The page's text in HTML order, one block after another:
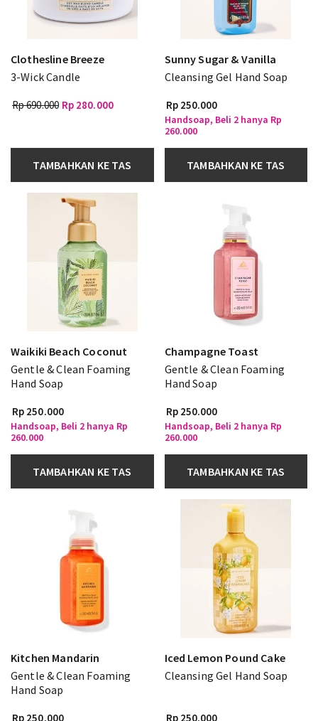
Clothesline Breeze
3-Wick Candle
Rp 690.000 Rp 280.000
TAMBAHKAN KE TAS
Sunny Sugar & Vanilla
Cleansing Gel Hand Soap
Rp 250.000
Handsoap, Beli 2 hanya Rp
260.000
TAMBAHKAN KE TAS
Waikiki Beach Coconut
Gentle & Clean Foaming
Hand Soap
Rp 250.000
Handsoap, Beli 2 hanya Rp
260.000
TAMBAHKAN KE TAS
Champagne Toast
Gentle & Clean Foaming
Hand Soap
Rp 250.000
Handsoap, Beli 2 hanya Rp
260.000
TAMBAHKAN KE TAS
Kitchen Mandarin
Gentle & Clean Foaming
Hand Soap
Rp 250.000
Iced Lemon Pound Cake
Cleansing Gel Hand Soap
Rp 250.000